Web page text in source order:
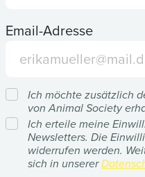
Email-Adresse
Ich möchte zusätzlich
von Animal Society
Ich erteile meine
Newsletters. Die
widerrufen werden.
sich in unserer